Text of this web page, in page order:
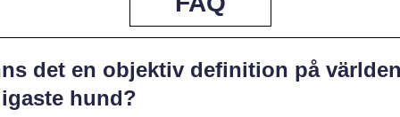
det en objektiv definition på
hund?